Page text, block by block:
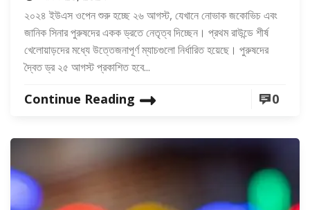
২০২৪ ইউএস ওপেন শুরু হচ্ছে ২৬ আগস্ট, যেখানে নোভাক জকোভিচ এবং
জানিক সিনার পুরুষদের একক ড্রতে নেতৃত্ব দিচ্ছেন। প্রথম রাউন্ডে শীর্ষ
খেলোয়াড়দের মধ্যে উত্তেজনাপূর্ণ ম্যাচগুলো নির্ধারিত হয়েছে। পুরুষদের
দ্বৈত ড্র ২৫ আগস্ট প্রকাশিত হবে...
Continue Reading 0